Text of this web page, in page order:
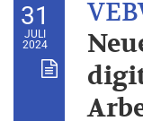
31
JULI
2024